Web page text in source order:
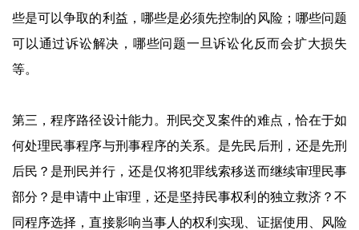
些是可以争取的利益，哪些是必须先控制的风险；哪些问题
可以通过诉讼解决，哪些问题一旦诉讼化反而会扩大损失
等。
第三，程序路径设计能力。刑民交叉案件的难点，恰在于如
何处理民事程序与刑事程序的关系。是先民后刑，还是先刑
后民？是刑民并行，还是仅将犯罪线索移送而继续审理民事
部分？是申请中止审理，还是坚持民事权利的独立救济？不
同程序选择，直接影响当事人的权利实现、证据使用、风险